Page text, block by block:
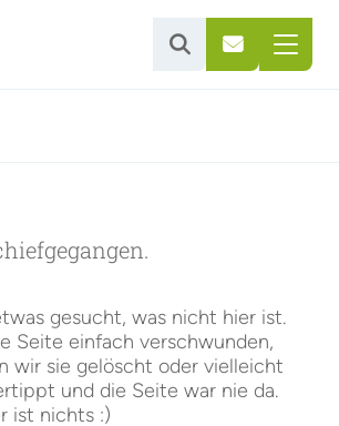
 
gesucht, was nicht hier ist.
Seite einfach verschwunden,
wir sie gelöscht oder vielleicht
und die Seite war nie da.
ist nichts :)